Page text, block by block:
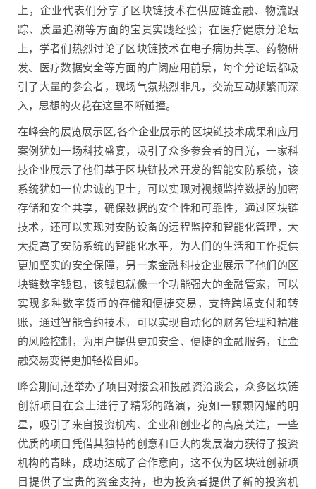
上，企业代表们分享了区块链技术在供应链金融、物流跟
踪、质量追溯等方面的宝贵实践经验；在医疗健康分论坛
上，学者们热烈讨论了区块链技术在电子病历共享、药物研
发、医疗数据安全等方面的广阔应用前景，每个分论坛都吸
引了大量的参会者，现场气氛热烈非凡，交流互动频繁而深
入，思想的火花在这里不断碰撞。
在峰会的展览展示区,各个企业展示的区块链技术成果和应用
案例犹如一场科技盛宴，吸引了众多参会者的目光，一家科
技企业展示了他们基于区块链技术开发的智能安防系统，该
系统犹如一位忠诚的卫士，可以实现对视频监控数据的加密
存储和安全共享，确保数据的安全性和可靠性，通过区块链
技术，还可以实现对安防设备的远程监控和智能化管理，大
大提高了安防系统的智能化水平，为人们的生活和工作提供
更加坚实的安全保障，另一家金融科技企业展示了他们的区
块链数字钱包，该钱包就像一个功能强大的金融管家，可以
实现多种数字货币的存储和便捷交易，支持跨境支付和转
账，通过智能合约技术，可以实现自动化的财务管理和精准
的风险控制，为用户提供更加安全、便捷的金融服务，让金
融交易变得更加轻松自如。
峰会期间,还举办了项目对接会和投融资洽谈会，众多区块链
创新项目在会上进行了精彩的路演，宛如一颗颗闪耀的明
星，吸引了来自投资机构、企业和创业者的高度关注，一些
优质的项目凭借其独特的创意和巨大的发展潜力获得了投资
机构的青睐，成功达成了合作意向，这不仅为区块链创新项
目提供了宝贵的资金支持，也为投资者提供了新的投资机